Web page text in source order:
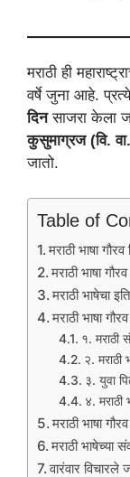
मराठी ही
वर्षे जुना आहे.
दिनसाजरा केला
कुसुमाग्रज (वि.
जातो.
Table of
मराठी भाषा
मराठी भाषा
मराठी भाषेचा
मराठी भाषा
१. मराठी
२.
३. युवा
४. मराठी
मराठी भाषा
मराठी भाषेच्या
वारंवार